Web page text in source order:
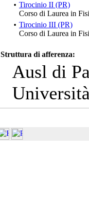
• Tirocinio II (PR)
Corso di Laurea in
• Tirocinio III (PR)
Corso di Laurea in
Struttura di afferenza:
Ausl di